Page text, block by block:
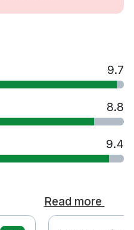
avgift
rum finns tillgängliga
Lillehammer station
Gardermoen
9.7
8.8
9.4
Read more